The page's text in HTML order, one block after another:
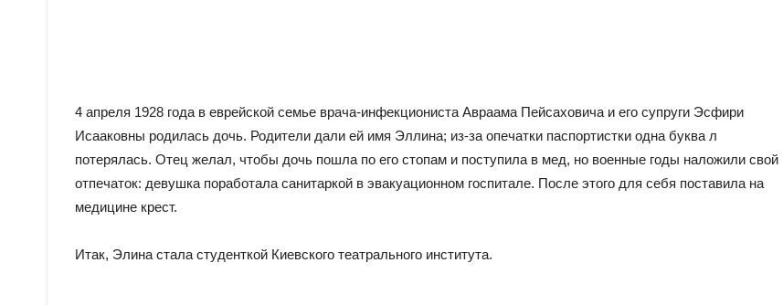
4 апреля 1928 года в еврейской семье врача-инфекциониста Авраама Пейсаховича и его супруги Эсфири
Исааковны родилась дочь. Родители дали ей имя Эллина; из-за опечатки паспортистки одна буква л
потерялась. Отец желал, чтобы дочь пошла по его стопам и поступила в мед, но военные годы наложили свой
отпечаток: девушка поработала санитаркой в эвакуационном госпитале. После этого для себя поставила на
медицине крест.
Итак, Элина стала студенткой Киевского театрального института.